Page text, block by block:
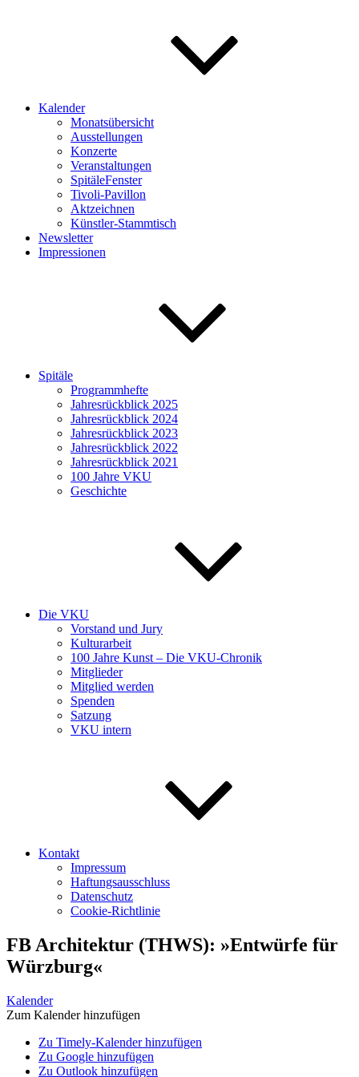
Kalender
Monatsübersicht
Ausstellungen
Konzerte
Veranstaltungen
SpitäleFenster
Tivoli-Pavillon
Aktzeichnen
Künstler-Stammtisch
Newsletter
Impressionen
Spitäle
Programmhefte
Jahresrückblick 2025
Jahresrückblick 2024
Jahresrückblick 2023
Jahresrückblick 2022
Jahresrückblick 2021
100 Jahre VKU
Geschichte
Die VKU
Vorstand und Jury
Kulturarbeit
100 Jahre Kunst – Die VKU-Chronik
Mitglieder
Mitglied werden
Spenden
Satzung
VKU intern
Kontakt
Impressum
Haftungsausschluss
Datenschutz
Cookie-Richtlinie
FB Architektur (THWS): »Entwürfe für
Würzburg«
Kalender
Zum Kalender hinzufügen
Zu Timely-Kalender hinzufügen
Zu Google hinzufügen
Zu Outlook hinzufügen